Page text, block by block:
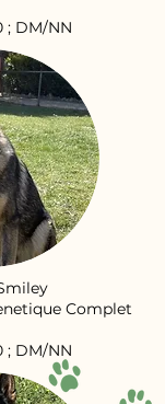
; DM/NN
Complet
; DM/NN